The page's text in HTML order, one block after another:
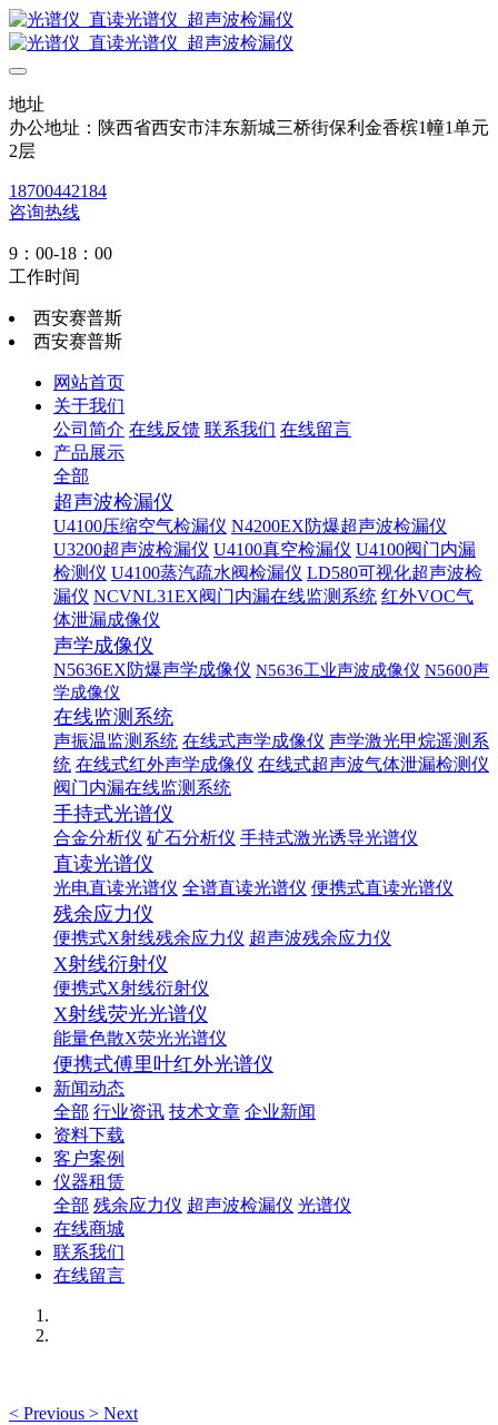
地址
办公地址：陕西省西安市沣东新城三桥街保利金香槟1幢1单元
2层
18700442184
咨询热线
9：00-18：00
工作时间
西安赛普斯
西安赛普斯
网站首页
关于我们
公司简介 在线反馈 联系我们 在线留言
产品展示
全部
超声波检漏仪
U4100压缩空气检漏仪 N4200EX防爆超声波检漏仪
U3200超声波检漏仪 U4100真空检漏仪 U4100阀门内漏
检测仪 U4100蒸汽疏水阀检漏仪 LD580可视化超声波检
漏仪 NCVNL31EX阀门内漏在线监测系统 红外VOC气
体泄漏成像仪
声学成像仪
N5636EX防爆声学成像仪 N5636工业声波成像仪 N5600声
学成像仪
在线监测系统
声振温监测系统 在线式声学成像仪 声学激光甲烷遥测系
统 在线式红外声学成像仪 在线式超声波气体泄漏检测仪
阀门内漏在线监测系统
手持式光谱仪
合金分析仪 矿石分析仪 手持式激光诱导光谱仪
直读光谱仪
光电直读光谱仪 全谱直读光谱仪 便携式直读光谱仪
残余应力仪
便携式X射线残余应力仪 超声波残余应力仪
X射线衍射仪
便携式X射线衍射仪
X射线荧光光谱仪
能量色散X荧光光谱仪
便携式傅里叶红外光谱仪
新闻动态
全部 行业资讯 技术文章 企业新闻
资料下载
客户案例
仪器租赁
全部 残余应力仪 超声波检漏仪 光谱仪
在线商城
联系我们
在线留言
< Previous > Next